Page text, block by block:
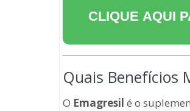
CLIQUE AQUI
Quais Benefícios
O Emagresil é o